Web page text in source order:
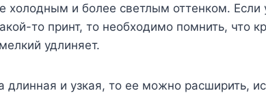
холодным и более светлым оттенком. Если
то принт, то необходимо помнить, что
удлиняет.
длинная и узкая, то ее можно расширить,